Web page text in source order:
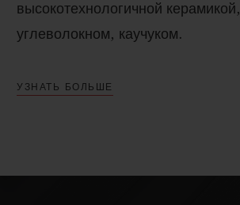
высокотехнологичной керамикой,
углеволокном, каучуком.
УЗНАТЬ БОЛЬШЕ